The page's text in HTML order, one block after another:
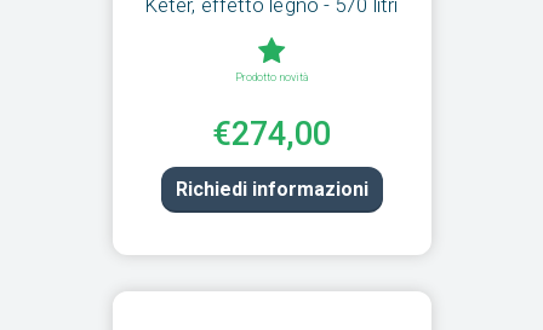
Keter, effetto legno - 570 litri
Prodotto novità
€274,00
Richiedi informazioni